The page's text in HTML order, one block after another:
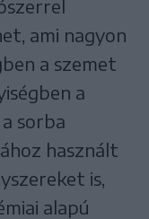
ami nagyon
a szemet
a
sorba
használt
is,
alapú